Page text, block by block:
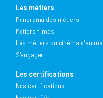
Les métiers
Panorama des métiers
Métiers filmés
Les métiers du cinéma
S'engager
Les certifications
Nos certifications